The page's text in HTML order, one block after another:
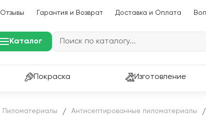
Отзывы Гарантия и Возврат Доставка и Оплата
Каталог
Покраска Изготовление
Пиломатериалы / Антисептированные пиломатериалы /